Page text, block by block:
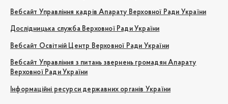
Вебсайт Управління кадрів Апарату Верховної Ради України
Дослідницька служба Верховної Ради України
Вебсайт Освітній Центр Верховної Ради України
Вебсайт Управління з питань звернень громадян Апарату
Верховної Ради України
Інформаційні ресурси державних органів України